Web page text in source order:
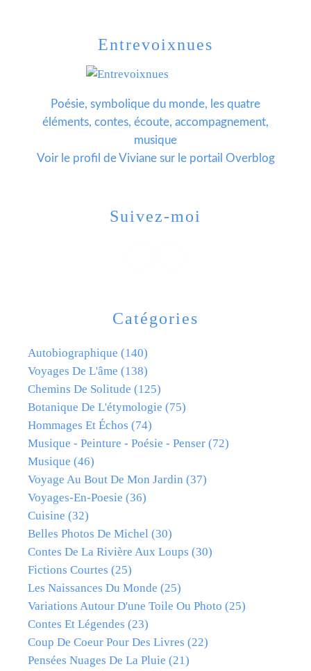
Catégories
Autobiographique (140)
Voyages De L'âme (138)
Chemins De Solitude (125)
Botanique De L'étymologie (75)
Hommages Et Échos (74)
Musique - Peinture - Poésie - Penser (72)
Musique (46)
Voyage Au Bout De Mon Jardin (37)
Voyages-En-Poesie (36)
Cuisine (32)
Belles Photos De Michel (30)
Contes De La Rivière Aux Loups (30)
Fictions Courtes (25)
Les Naissances Du Monde (25)
Variations Autour D'une Toile Ou Photo (25)
Contes Et Légendes (23)
Coup De Coeur Pour Des Livres (22)
Pensées Nuages De La Pluie (21)
Entrevoixnues
Poésie, symbolique du monde, les quatre
éléments, contes, écoute, accompagnement,
musique
Voir le profil deVivianesur le portail Overblog
Suivez-moi